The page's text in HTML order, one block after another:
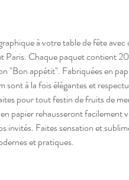
à votre table de fête avec
Paris. Chaque paquet contient
"Bon appétit". Fabriquées en
sont à la fois élégantes et
pour tout festin de fruits de
papier rehausseront facilement
invités. Faites sensation et
et pratiques.